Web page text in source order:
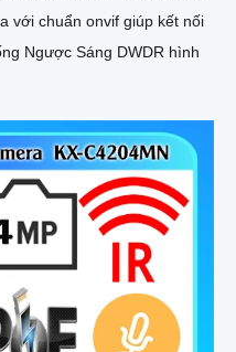
với chuẩn onvif giúp kết nối